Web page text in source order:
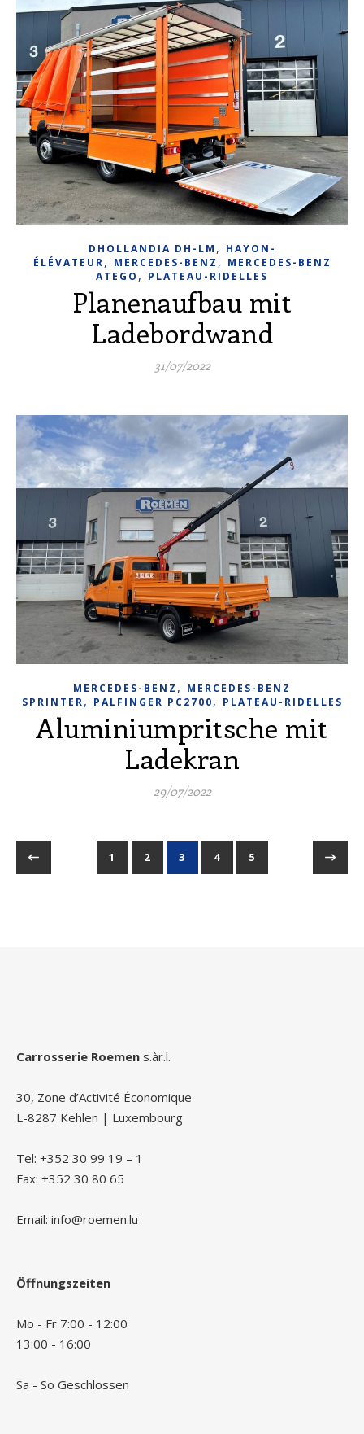
DHOLLANDIA DH-LM , HAYON-
ÉLÉVATEUR, MERCEDES-BENZ , MERCEDES-BENZ
ATEGO , PLATEAU-RIDELLES
Planenaufbau mit
Ladebordwand
31/07/2022
MERCEDES-BENZ , MERCEDES-BENZ
SPRINTER, PALFINGER PC2700, PLATEAU-RIDELLES
Aluminiumpritsche mit
Ladekran
29/07/2022
1 2 3 4 5
Carrosserie Roemen s.àr.l.
30, Zone d’Activité Économique
L-8287 Kehlen | Luxembourg
Tel: +352 30 99 19 – 1
Fax: +352 30 80 65
Email: info@roemen.lu
Öffnungszeiten
Mo - Fr 7:00 - 12:00
13:00 - 16:00
Sa - So Geschlossen